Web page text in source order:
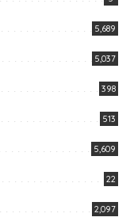
5,689
5,037
398
513
5,609
22
2,097